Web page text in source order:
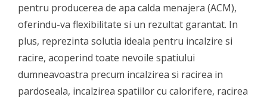
pentru producerea de apa calda menajera (ACM),
oferindu-va flexibilitate si un rezultat garantat. In
plus, reprezinta solutia ideala pentru incalzire si
racire, acoperind toate nevoile spatiului
dumneavoastra precum incalzirea si racirea in
pardoseala, incalzirea spatiilor cu calorifere, racirea